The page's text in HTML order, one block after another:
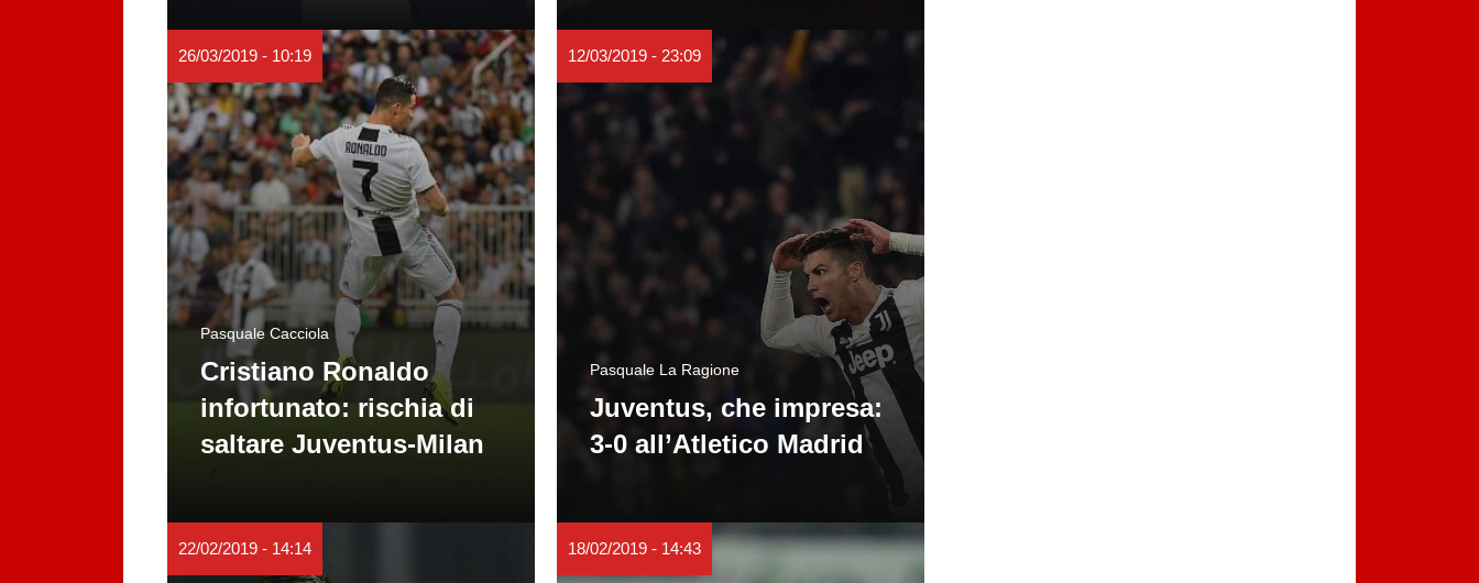
26/03/2019 - 10:19
Pasquale Cacciola
Cristiano Ronaldo
infortunato: rischia di
saltare Juventus-Milan
12/03/2019 - 23:09
Pasquale La Ragione
Juventus, che impresa:
3-0 all’Atletico Madrid
22/02/2019 - 14:14 18/02/2019 - 14:43